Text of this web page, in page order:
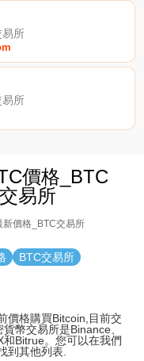
易所
易所
價格_BTC
易所
價格_BTC交易所
BTC交易所
價格購買Bitcoin,目前交
幣交易所是Binance、
Bitrue。您可以在我們
到其他列表.